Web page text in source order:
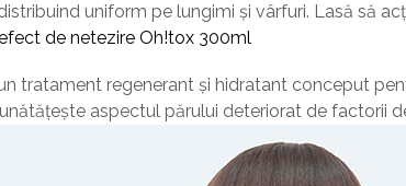
uniform pe lungimi și vârfuri. Lasă să
de netezire Oh!tox 300ml
tratament regenerant și hidratant conceput
aspectul părului deteriorat de factorii